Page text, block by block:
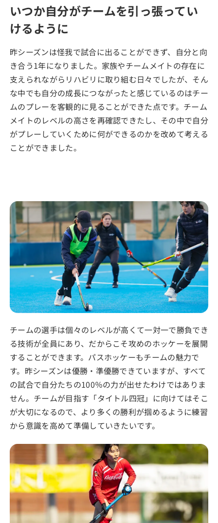
いつか自分がチームを引っ張ってい
けるように
昨シーズンは怪我で試合に出ることができず、自分と向
き合う1年になりました。家族やチームメイトの存在に
支えられながらリハビリに取り組む日々でしたが、そん
な中でも自分の成長につながったと感じているのはチー
ムのプレーを客観的に見ることができた点です。チーム
メイトのレベルの高さを再確認できたし、その中で自分
がプレーしていくために何ができるのかを改めて考える
ことができました。
チームの選手は個々のレベルが高くて一対一で勝負でき
る技術が全員にあり、だからこそ攻めのホッケーを展開
することができます。パスホッケーもチームの魅力で
す。昨シーズンは優勝・準優勝できていますが、すべて
の試合で自分たちの100％の力が出せたわけではありま
せん。チームが目指す「タイトル四冠」に向けてはそこ
が大切になるので、より多くの勝利が掴めるように練習
から意識を高めて準備していきたいです。